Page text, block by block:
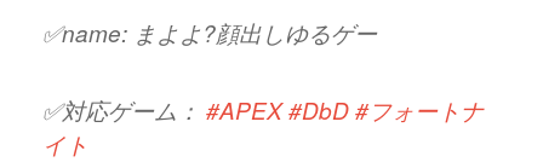
✅name: まよよ?顔出しゆるゲー
✅対応ゲーム： #APEX#DbD#フォートナ
イト